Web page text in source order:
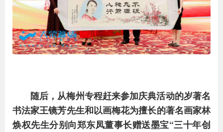
随后，从梅州专程赶来参加庆典活动的岁著名
书法家王镜芳先生和以画梅花为擅长的著名画家林
焕权先生分别向郑东凤董事长赠送墨宝“三十年创